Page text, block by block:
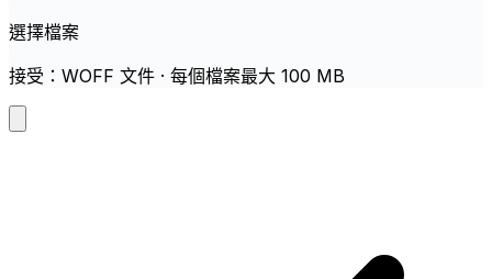
選擇檔案
接受：WOFF 文件 · 每個檔案最大 100 MB